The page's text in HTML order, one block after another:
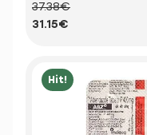
37.38€
31.15€
Hit!